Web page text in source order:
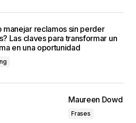
manejar reclamos sin perder
Las claves para transformar un
en una oportunidad
Maureen Dowd
Frases